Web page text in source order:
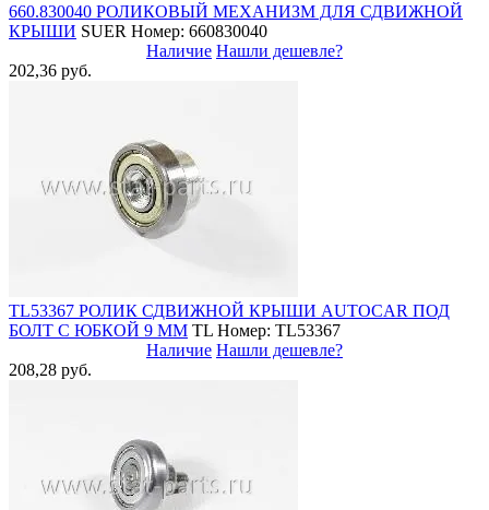
660.830040 РОЛИКОВЫЙ МЕХАНИЗМ ДЛЯ СДВИЖНОЙ
КРЫШИ SUER Номер: 660830040
Наличие Нашли дешевле?
202,36 руб.
TL53367 РОЛИК СДВИЖНОЙ КРЫШИ AUTOCAR ПОД
БОЛТ С ЮБКОЙ 9 ММ TL Номер: TL53367
Наличие Нашли дешевле?
208,28 руб.